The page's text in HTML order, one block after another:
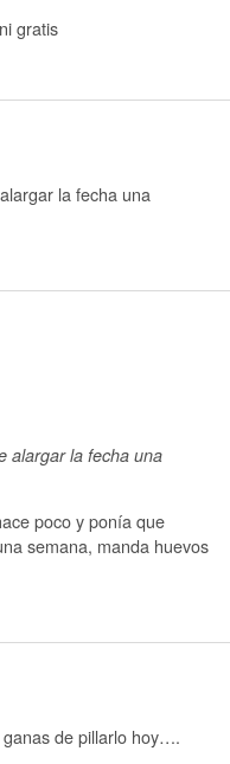
gratis
la fecha una
alargar la fecha una
poco y ponía que
semana, manda huevos
de pillarlo hoy….